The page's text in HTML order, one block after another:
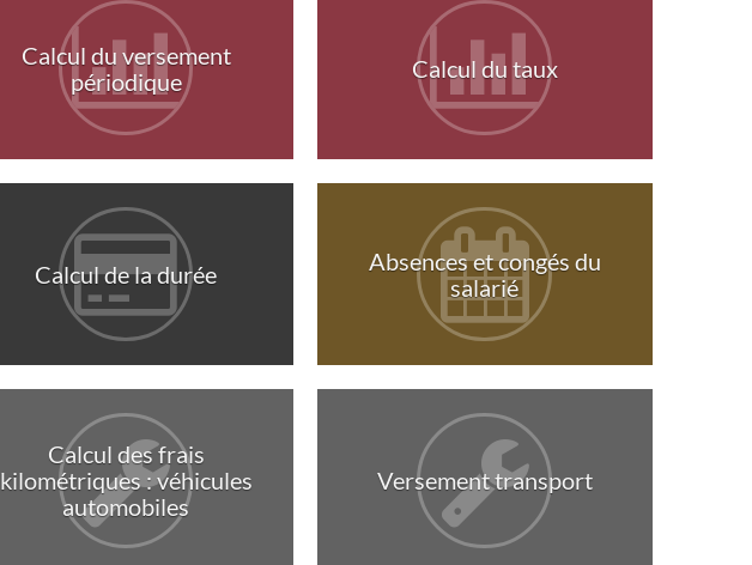
Calcul du versement
périodique
Calcul du taux
Calcul de la durée
Absences et congés du
salarié
Calcul des frais
kilométriques : véhicules
automobiles
Versement transport